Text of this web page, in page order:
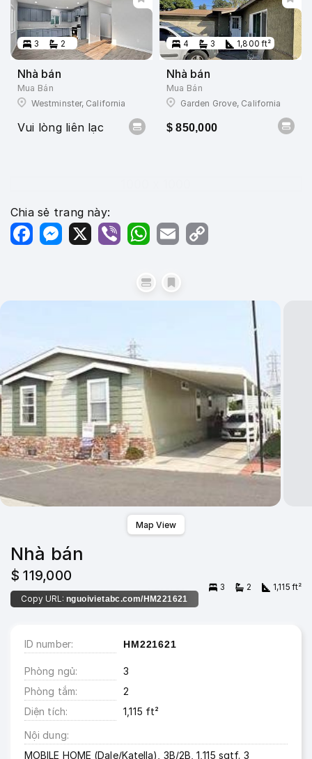
Nhà bán
3 2
Mua Bán
Westminster, California
Vui lòng liên lạc
Nhà bán
4 3 1,800 ft²
Mua Bán
Garden Grove, California
$ 850,000
Chia sẻ trang này:
FacebookMessenger
X Viber WhatsApp
Email
Map View
Nhà bán
$ 119,000
3 2
1,115 ft²
Copy URL: nguoivietabc.com/HM221621
ID number HM221621
Phòng ngủ
3
Phòng tắm
2
Diện tích
1,115 ft²
Nội dung
MOBILE HOME (Dale/Katella), 3B/2B, 1,115 sqtf. 3